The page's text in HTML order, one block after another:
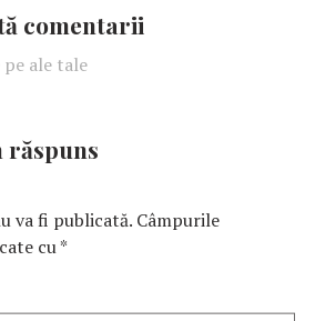
comentarii
ale tale
răspuns
va fi publicată. Câmpurile
cu*